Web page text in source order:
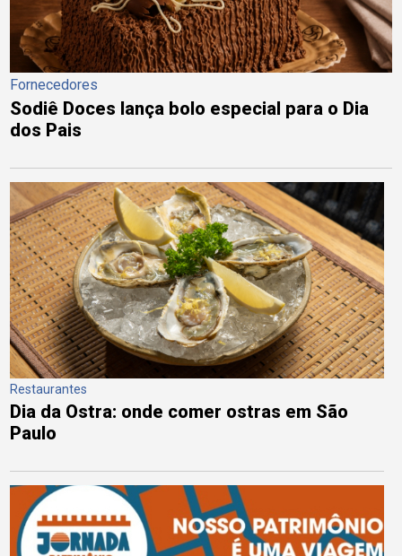
Fornecedores
Sodiê Doces lança bolo especial para o Dia
dos Pais
Restaurantes
Dia da Ostra: onde comer ostras em São
Paulo